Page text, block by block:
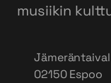
musiikin
Jämeräntaival
02150 Espoo